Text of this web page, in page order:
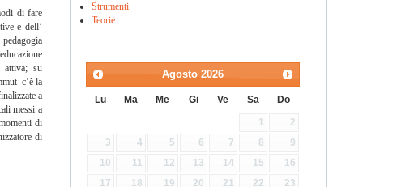
di fare
e dell’
attiva; su
c’è la
a
messi a
di
di
Strumenti
Teorie
Agosto 2026
Lu Ma Me Gi Ve Sa Do
1
2
3
4 5 6 7 8
9
10
11 12 13 14 15
16
17
18 19 20 21 22
23